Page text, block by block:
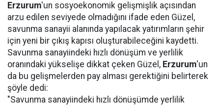
Erzurum'un sosyoekonomik gelişmişlik açısından
arzu edilen seviyede olmadığını ifade eden Güzel,
savunma sanayii alanında yapılacak yatırımların şehir
için yeni bir çıkış kapısı oluşturabileceğini kaydetti.
Savunma sanayiindeki hızlı dönüşüm ve yerlilik
oranındaki yükselişe dikkat çeken Güzel, Erzurum'un
da bu gelişmelerden pay alması gerektiğini belirterek
şöyle dedi:
"Savunma sanayiindeki hızlı dönüşümde yerlilik